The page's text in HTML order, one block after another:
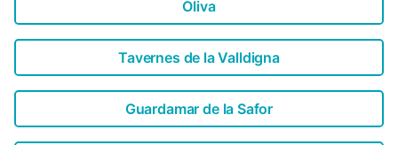
Oliva
Tavernes de la Valldigna
Guardamar de la Safor